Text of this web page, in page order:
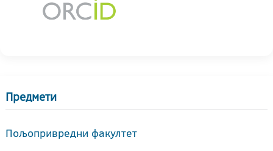
Предмети
Пољопривредни факултет